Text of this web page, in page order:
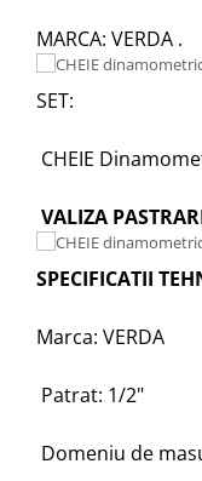
MARCA: VERDA .
SET:
CHEIE
VALIZA
SPECIFICATII
Marca: VERDA
Patrat: 1/2"
Domeniu de